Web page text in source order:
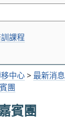
中心> 最新消息
團
賓團
課程